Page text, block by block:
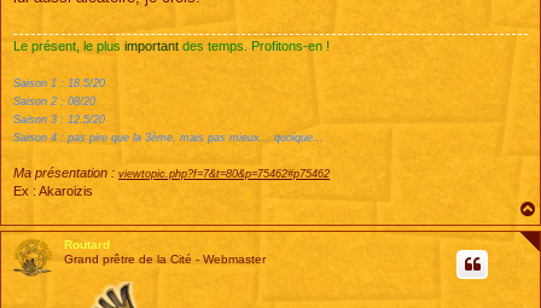
Le présent, le plus important des temps. Profitons-en !
Saison 1 : 18.5/20
Saison 2 : 08/20
Saison 3 : 12.5/20
Saison 4 : pas pire que la 3ème, mais pas mieux... quoique...
Ma présentation : viewtopic.php?f=7&t=80&p=75462#p75462
Ex : Akaroizis
Routard
Grand prêtre de la Cité - Webmaster